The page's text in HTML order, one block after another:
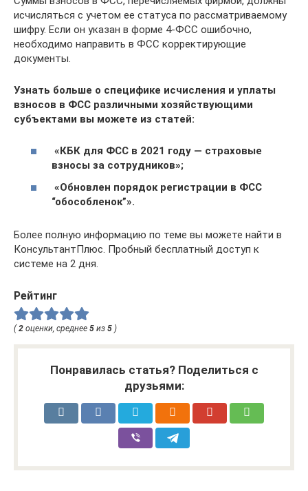
исчисляться с учетом ее статуса по рассматриваемому
шифру. Если он указан в форме 4-ФСС ошибочно,
необходимо направить в ФСС корректирующие
документы.
Узнать больше о специфике исчисления и уплаты
взносов в ФСС различными хозяйствующими
субъектами вы можете из статей:
«КБК для ФСС в 2021 году — страховые
взносы за сотрудников»;
«Обновлен порядок регистрации в ФСС
“обособленок”».
Более полную информацию по теме вы можете найти в
КонсультантПлюс. Пробный бесплатный доступ к
системе на 2 дня.
Рейтинг
(2 оценки, среднее 5 из 5 )
Понравилась статья? Поделиться с
друзьями: